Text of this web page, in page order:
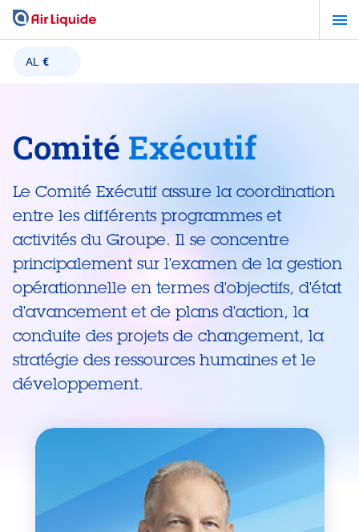
Aller
contenu
AL €
Comité Exécutif
Le Comité Exécutif assure la coordination
entre les différents programmes et
activités du Groupe. Il se concentre
principalement sur l'examen de la gestion
opérationnelle en termes d'objectifs, d'état
d'avancement et de plans d'action, la
conduite des projets de changement, la
stratégie des ressources humaines et le
développement.